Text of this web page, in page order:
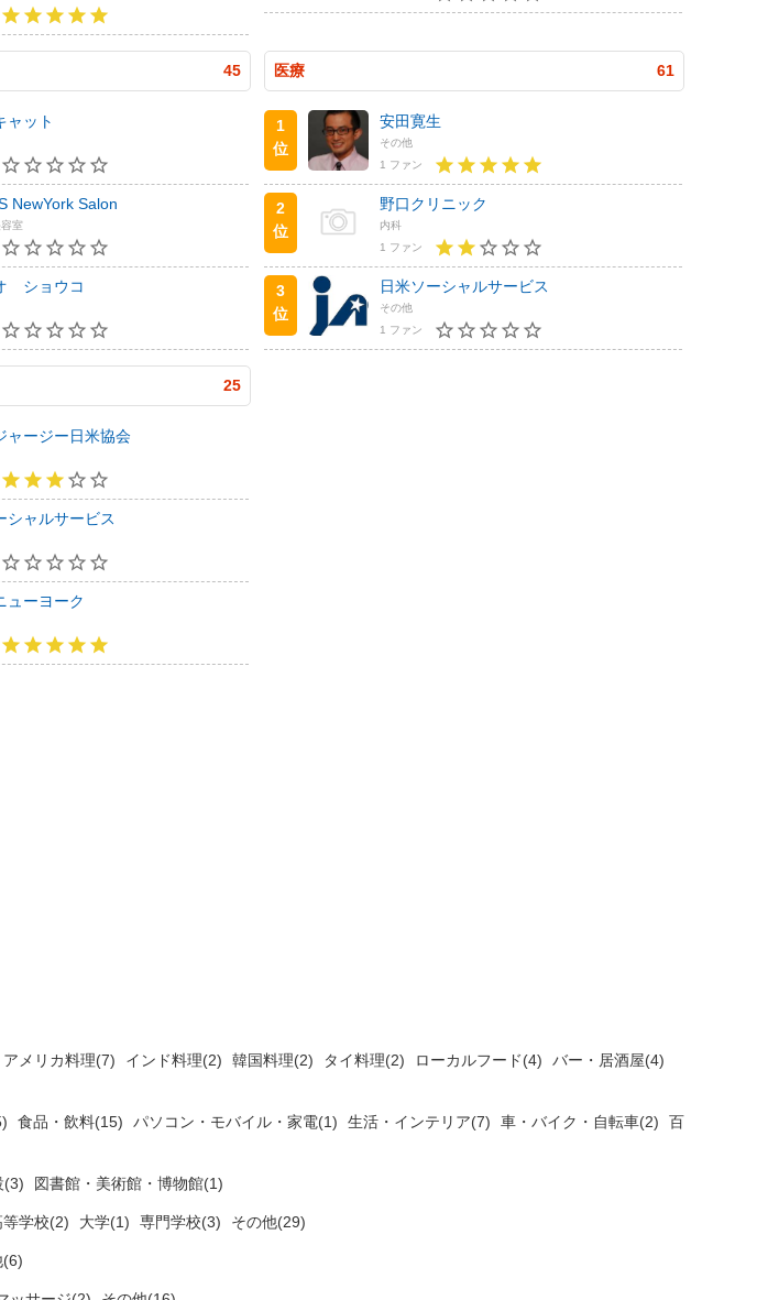
45
ャット
NewYork Salon
室
ショウコ
医療 61
1
位
安田寛生
その他
1 ファン
2
位
野口クリニック
内科
1 ファン
3
位
日米ソーシャルサービス
その他
1 ファン
25
ャージー日米協会
シャルサービス
ューヨーク
アメリカ料理(7) インド料理(2) 韓国料理(2) タイ料理(2) ローカルフード(4)
バー・居酒屋(4)
食品・飲料(15) パソコン・モバイル・家電(1) 生活・インテリア(7) 車・バイク・自転車(2)
百
(3) 図書館・美術館・博物館(1)
等学校(2) 大学(1) 専門学校(3) その他(29)
(6)